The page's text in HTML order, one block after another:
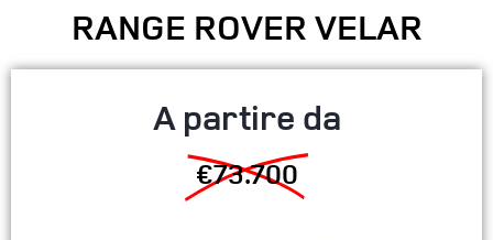
RANGE ROVER VELAR
A partire da
€73.700